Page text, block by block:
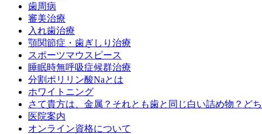
歯周病
審美治療
入れ歯治療
顎関節症・歯ぎしり治療
スポーツマウスピース
睡眠時無呼吸症候群治療
分割ポリリン酸Naとは
ホワイトニング
さて貴方は、金属？それとも歯と同じ白い詰め物？ど
医院案内
オンライン資格について